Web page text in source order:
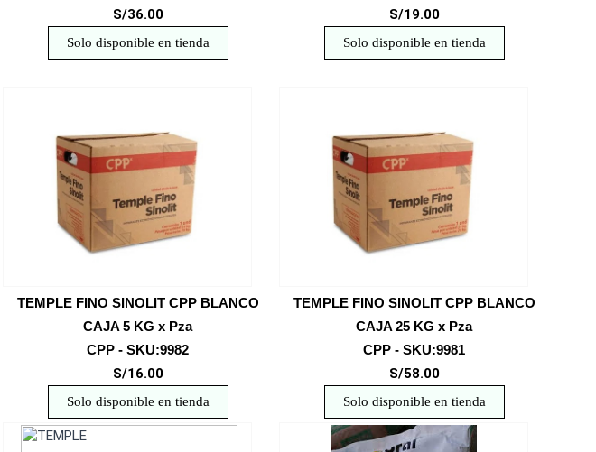
S/36.00
Solo disponible en tienda
S/19.00
Solo disponible en tienda
TEMPLE FINO SINOLIT CPP BLANCO
CAJA 5 KG x Pza
CPP - SKU:9982
S/16.00
Solo disponible en tienda
TEMPLE FINO SINOLIT CPP BLANCO
CAJA 25 KG x Pza
CPP - SKU:9981
S/58.00
Solo disponible en tienda